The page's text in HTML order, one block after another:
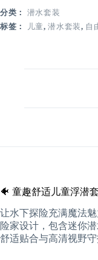
分类： 潜水套装
标签：
儿童,潜水套装, 自
🐠 童趣舒适儿童浮潜
让水下探险充满魔法
险家设计，包含迷你
舒适贴合与高清视野守